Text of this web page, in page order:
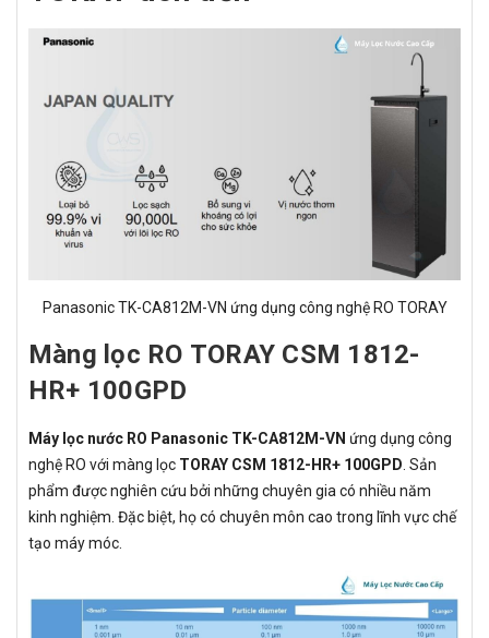
Panasonic TK-CA812M-VN ứng dụng công nghệ RO TORAY
Màng lọc RO TORAY CSM 1812-
HR+ 100GPD
Máy lọc nước RO Panasonic TK-CA812M-VN ứng dụng công
nghệ RO với màng lọc TORAY CSM 1812-HR+ 100GPD. Sản
phẩm được nghiên cứu bởi những chuyên gia có nhiều năm
kinh nghiệm. Đặc biệt, họ có chuyên môn cao trong lĩnh vực chế
tạo máy móc.